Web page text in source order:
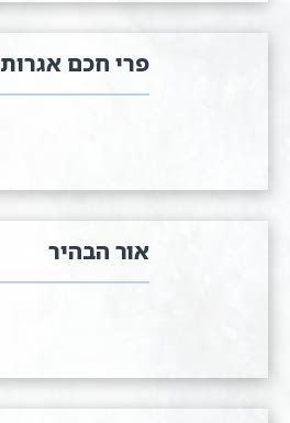
פרי חכם אגרות
אור הבהיר